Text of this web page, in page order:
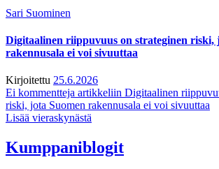
Sari Suominen
Digitaalinen riippuvuus on strateginen riski,
rakennusala ei voi sivuuttaa
Kirjoitettu 25.6.2026
Ei kommentteja artikkeliin Digitaalinen
riski, jota Suomen rakennusala ei voi sivuuttaa
Lisää vieraskynästä
Kumppaniblogit